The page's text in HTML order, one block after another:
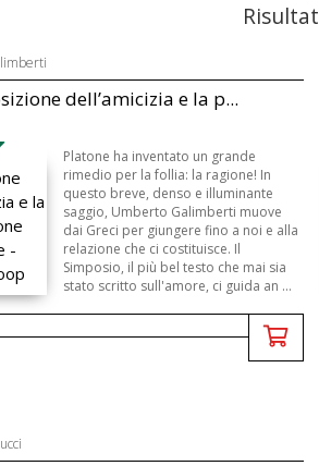
dell’amicizia e la p...
Platone ha inventato un grande
rimedio per la follia: la ragione! In
questo breve, denso e illuminante
saggio, Umberto Galimberti muove
dai Greci per giungere fino a noi e alla
relazione che ci costituisce. Il
Simposio, il più bel testo che mai sia
stato scritto sull'amore, ci guida an ...